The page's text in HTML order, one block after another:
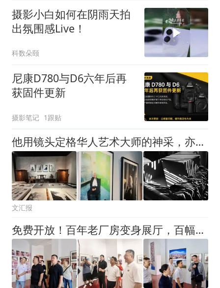
摄影小白如何在阴雨天拍
出氛围感Live！
科数朵颐
尼康D780与D6六年后再
获固件更新
摄影笔记 1跟贴
他用镜头定格华人艺术大师的神采，亦探索富于现代意识的抽象表达
文汇报
免费开放！百年老厂房变身展厅，百幅大片定格青岛老城